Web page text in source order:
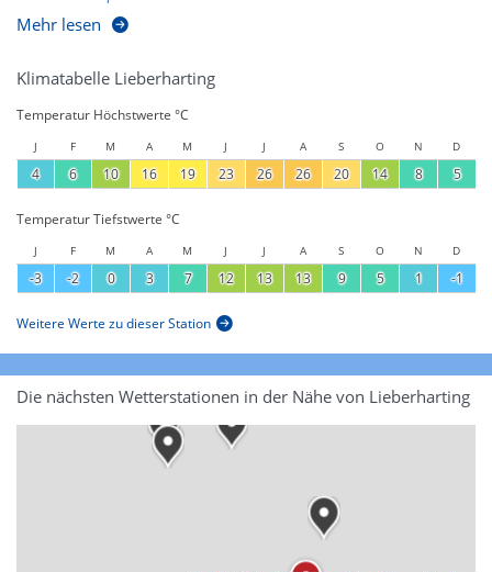
Mehr lesen
Klimatabelle Lieberharting
Temperatur Höchstwerte °C
J F M A M J J A S O N D
4 6 10 16 19 23 26 26 20 14 8 5
Temperatur Tiefstwerte °C
J F M A M J J A S O N D
-3 -2 0 3 7 12 13 13 9 5 1 -1
Weitere Werte zu dieser Station
Die nächsten Wetterstationen in der Nähe von Lieberharting